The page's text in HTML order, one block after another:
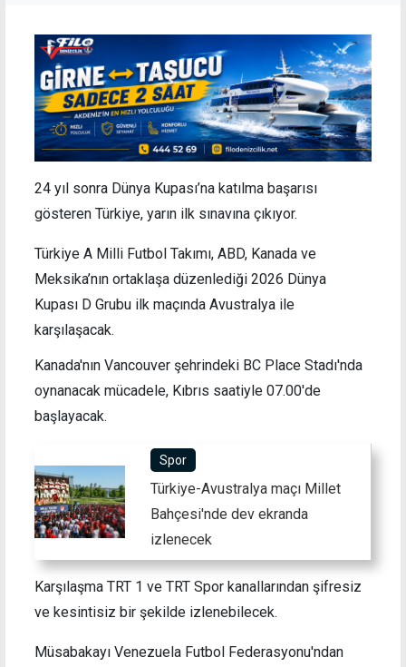
24 yıl sonra Dünya Kupası’na katılma başarısı
gösteren Türkiye, yarın ilk sınavına çıkıyor.
Türkiye A Milli Futbol Takımı, ABD, Kanada ve
Meksika’nın ortaklaşa düzenlediği 2026 Dünya
Kupası D Grubu ilk maçında Avustralya ile
karşılaşacak.
Kanada'nın Vancouver şehrindeki BC Place Stadı'nda
oynanacak mücadele, Kıbrıs saatiyle 07.00'de
başlayacak.
Spor
Türkiye-Avustralya maçı Millet
Bahçesi'nde dev ekranda
izlenecek
Karşılaşma TRT 1 ve TRT Spor kanallarından şifresiz
ve kesintisiz bir şekilde izlenebilecek.
Müsabakayı Venezuela Futbol Federasyonu'ndan